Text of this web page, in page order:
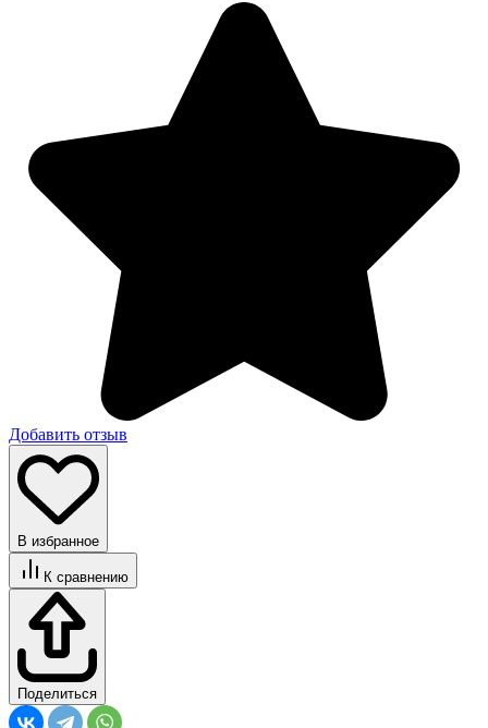
Добавить отзыв
В избранное
К сравнению
Поделиться